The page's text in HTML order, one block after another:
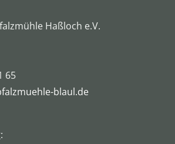
Haßloch e.V.
65
blaul.de